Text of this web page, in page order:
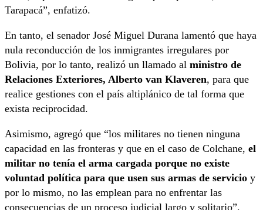
Tarapacá”, enfatizó.
En tanto, el senador José Miguel Durana lamentó que haya
nula reconducción de los inmigrantes irregulares por
Bolivia, por lo tanto, realizó un llamado al ministro de
Relaciones Exteriores, Alberto van Klaveren, para que
realice gestiones con el país altiplánico de tal forma que
exista reciprocidad.
Asimismo, agregó que “los militares no tienen ninguna
capacidad en las fronteras y que en el caso de Colchane, el
militar no tenía el arma cargada porque no existe
voluntad política para que usen sus armas de servicio y
por lo mismo, no las emplean para no enfrentar las
consecuencias de un proceso judicial largo y solitario”.